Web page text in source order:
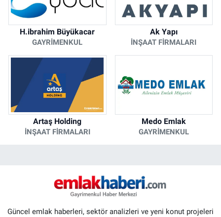
H.ibrahim Büyükacar
GAYRIMENKUL
Ak Yapı
İNŞAAT FIRMALARI
Artaş Holding
İNŞAAT FIRMALARI
Medo Emlak
GAYRIMENKUL
Güncel emlak haberleri, sektör analizleri ve yeni konut projeleri